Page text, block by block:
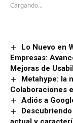
Cargando...
Lo Nuevo en
Empresas:
Mejoras de
Metahype: la
Colaboraciones
Adiós a